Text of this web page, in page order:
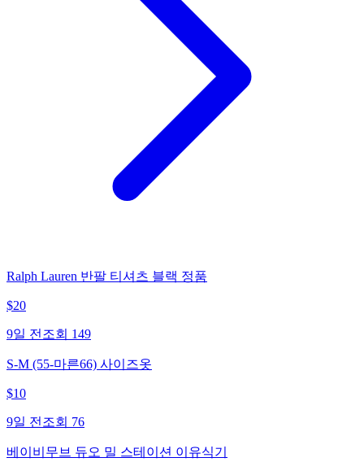
Ralph Lauren 반팔 티셔츠 블랙 정품
$20
9일 전 조회 149
S-M (55-마른66) 사이즈옷
$10
9일 전 조회 76
베이비무브 듀오 밀 스테이션 이유식기